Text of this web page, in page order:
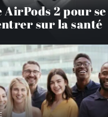
AirPods 2 pour se
sur la santé